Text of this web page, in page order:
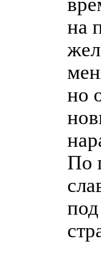
на
но
По